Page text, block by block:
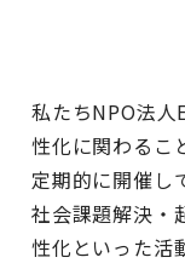
私たちNPO法人
性化に関わるこ
定期的に開催し
社会課題解決・
性化といった活